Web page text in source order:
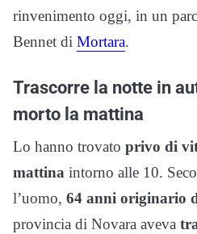
rinvenimento oggi, in un
Bennet di Mortara.
Trascorre la notte in
morto la mattina
Lo hanno trovato privo di
mattina intorno alle 10.
l’uomo, 64 anni originario
provincia di Novara aveva